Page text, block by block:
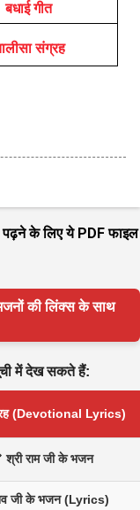
बधाई गीत
संग्रह
पढ़ने के लिए ये PDF फाइल
की लिंक्स के साथ
में देख सकते हैं:
(Devotional Lyrics)
श्री राम जी के भजन
जी के भजन (Lyrics)